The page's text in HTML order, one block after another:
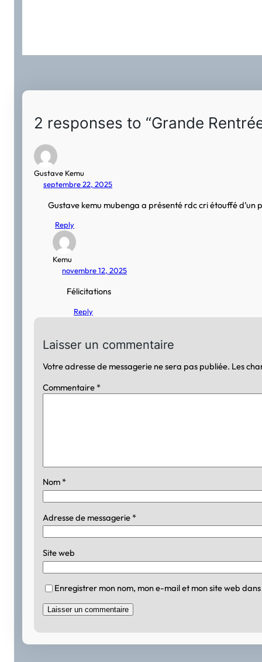
2 responses to “Grande
Gustave Kemu
septembre 22, 2025
Gustave kemu mubenga a présenté rdc cri étouffé d’un
Reply
Kemu
novembre 12, 2025
Félicitations
Reply
Laisser un commentaire
Votre adresse de messagerie ne sera pas publiée. Les
Commentaire *
Nom *
Adresse de messagerie *
Site web
Enregistrer mon nom, mon e-mail et mon site web